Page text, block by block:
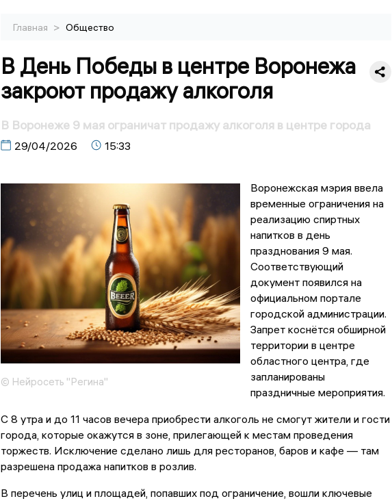
Главная > Общество
B День Победы в центре Воронежа
закроют продажу алкоголя
В Воронеже 9 мая ограничат продажу алкоголя в центре города
29/04/2026 15:33
© Нейросеть "Регина"
Воронежская мэрия ввела
временные ограничения на
реализацию спиртных
напитков в день
празднования 9 мая.
Соответствующий
документ появился на
официальном портале
городской администрации.
Запрет коснётся обширной
территории в центре
областного центра, где
запланированы
праздничные мероприятия.
С 8 утра и до 11 часов вечера приобрести алкоголь не смогут жители и гости
города, которые окажутся в зоне, прилегающей к местам проведения
торжеств. Исключение сделано лишь для ресторанов, баров и кафе — там
разрешена продажа напитков в розлив.
В перечень улиц и площадей, попавших под ограничение, вошли ключевые